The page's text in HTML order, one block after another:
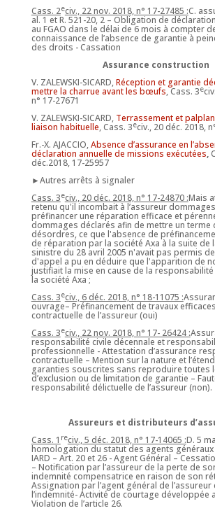
Cass. 2eciv., 22 nov. 2018, n° 17-27485 :C.
al. 1 et R. 521-20, 2 – Obligation de
au FGAO dans le délai de 6 mois à compter
connaissance de l’absence de garantie à
des droits - Cassation
Assurance construction
V. ZALEWSKI-SICARD,Réception et garantie
mettre la charrue avant les bœufs, Cass. 3e
n° 17-27671
V. ZALEWSKI-SICARD, Terrassement et
liaison habituelle, Cass. 3eciv., 20 déc. 2018,
Fr.-X. AJACCIO,Absence d’assurance en
déclaration annuelle de missions exécutées,
déc.2018, 17-25957
►Autres arrêts à signaler
Cass. 3eciv., 20 déc. 2018, n° 17-24870 :Mais
retenu qu'il incombait à l’assureur
préfinancer une réparation efficace et
dommages déclarés afin de mettre un terme
désordres, ce que l'absence de
de réparation par la société Axa à la suite de
sinistre du 28 avril 2005 n'avait pas permis
d'appel a pu en déduire que l'apparition de
justifiait la mise en cause de la
la société Axa ;
Cass. 3eciv., 6 déc. 2018, n° 18-11075 :
ouvrage– Préfinancement de travaux
contractuelle de l’assureur (oui)
Cass. 3eciv., 22 nov. 2018, n° 17- 26424 :
responsabilité civile décennale et
professionnelle - Attestation d’assurance
contractuelle – Mention sur la nature et
garanties souscrites sans reproduire toutes
d’exclusion ou de limitation de garantie –
responsabilité délictuelle de l’assureur (non).
Assureurs et distributeurs
Cass. 1 reciv., 5 déc. 2018, n° 17-14065 :D. 5
homologation du statut des agents généraux
IARD – Art. 20 et 26 - Agent Général –
– Notification par l’assureur de la perte de
indemnité compensatrice en raison de son
Assignation par l’agent général de l’assureur
l’indemnité- Activité de courtage développée
Violation de l’article 26.